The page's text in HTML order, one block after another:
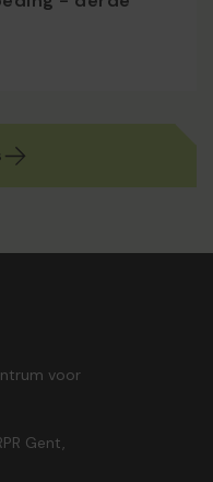
voor
Gent,